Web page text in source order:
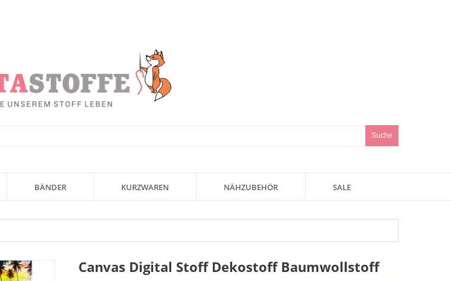
Suche
BÄNDER KURZWAREN NÄHZUBEHÖR SALE
Canvas Digital Stoff Dekostoff Baumwollstoff